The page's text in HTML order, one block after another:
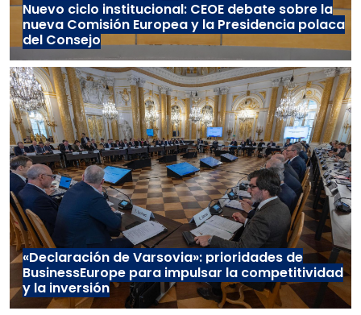
Nuevo ciclo institucional: CEOE debate sobre la
nueva Comisión Europea y la Presidencia polaca
del Consejo
«Declaración de Varsovia»: prioridades de
BusinessEurope para impulsar la competitividad
y la inversión